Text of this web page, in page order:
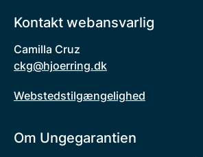
Kontakt webansvarlig
Camilla Cruz
ckg@hjoerring.dk
Webstedstilgængelighed
Om Ungegarantien